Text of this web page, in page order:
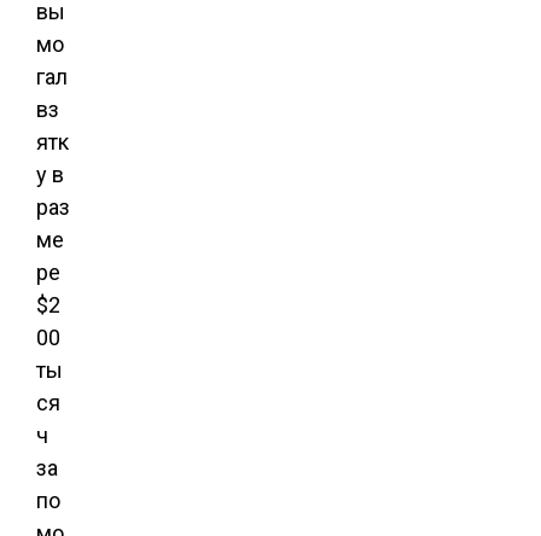
вы
мо
гал
вз
ятк
у в
раз
ме
ре
$2
00
ты
ся
ч
за
по